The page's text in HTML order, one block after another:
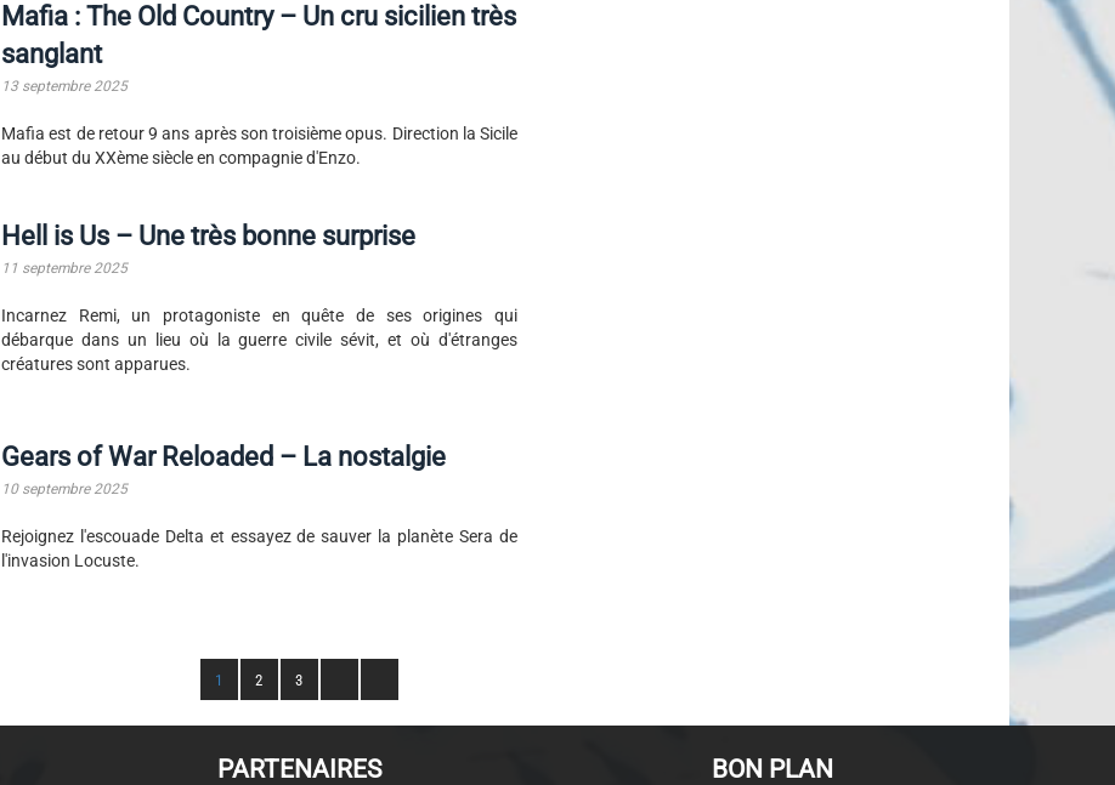
Mafia : The Old Country – Un cru sicilien très
sanglant
13 septembre 2025
Mafia est de retour 9 ans après son troisième opus. Direction la Sicile
au début du XXème siècle en compagnie d'Enzo.
Hell is Us – Une très bonne surprise
11 septembre 2025
Incarnez Remi, un protagoniste en quête de ses origines qui
débarque dans un lieu où la guerre civile sévit, et où d'étranges
créatures sont apparues.
Gears of War Reloaded – La nostalgie
10 septembre 2025
Rejoignez l'escouade Delta et essayez de sauver la planète Sera de
l'invasion Locuste.
1 2 3
PARTENAIRES BON PLAN